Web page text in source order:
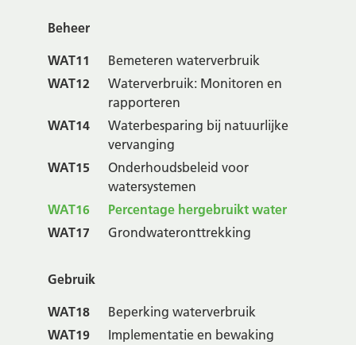
Beheer
WAT11
Bemeteren waterverbruik
WAT12
Waterverbruik: Monitoren en
rapporteren
WAT14
Waterbesparing bij natuurlijke
vervanging
WAT15
Onderhoudsbeleid voor
watersystemen
WAT16
Percentage hergebruikt water
WAT17
Grondwateronttrekking
Gebruik
WAT18
Beperking waterverbruik
WAT19
Implementatie en bewaking